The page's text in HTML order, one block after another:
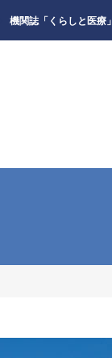
機関誌「くらしと医療」